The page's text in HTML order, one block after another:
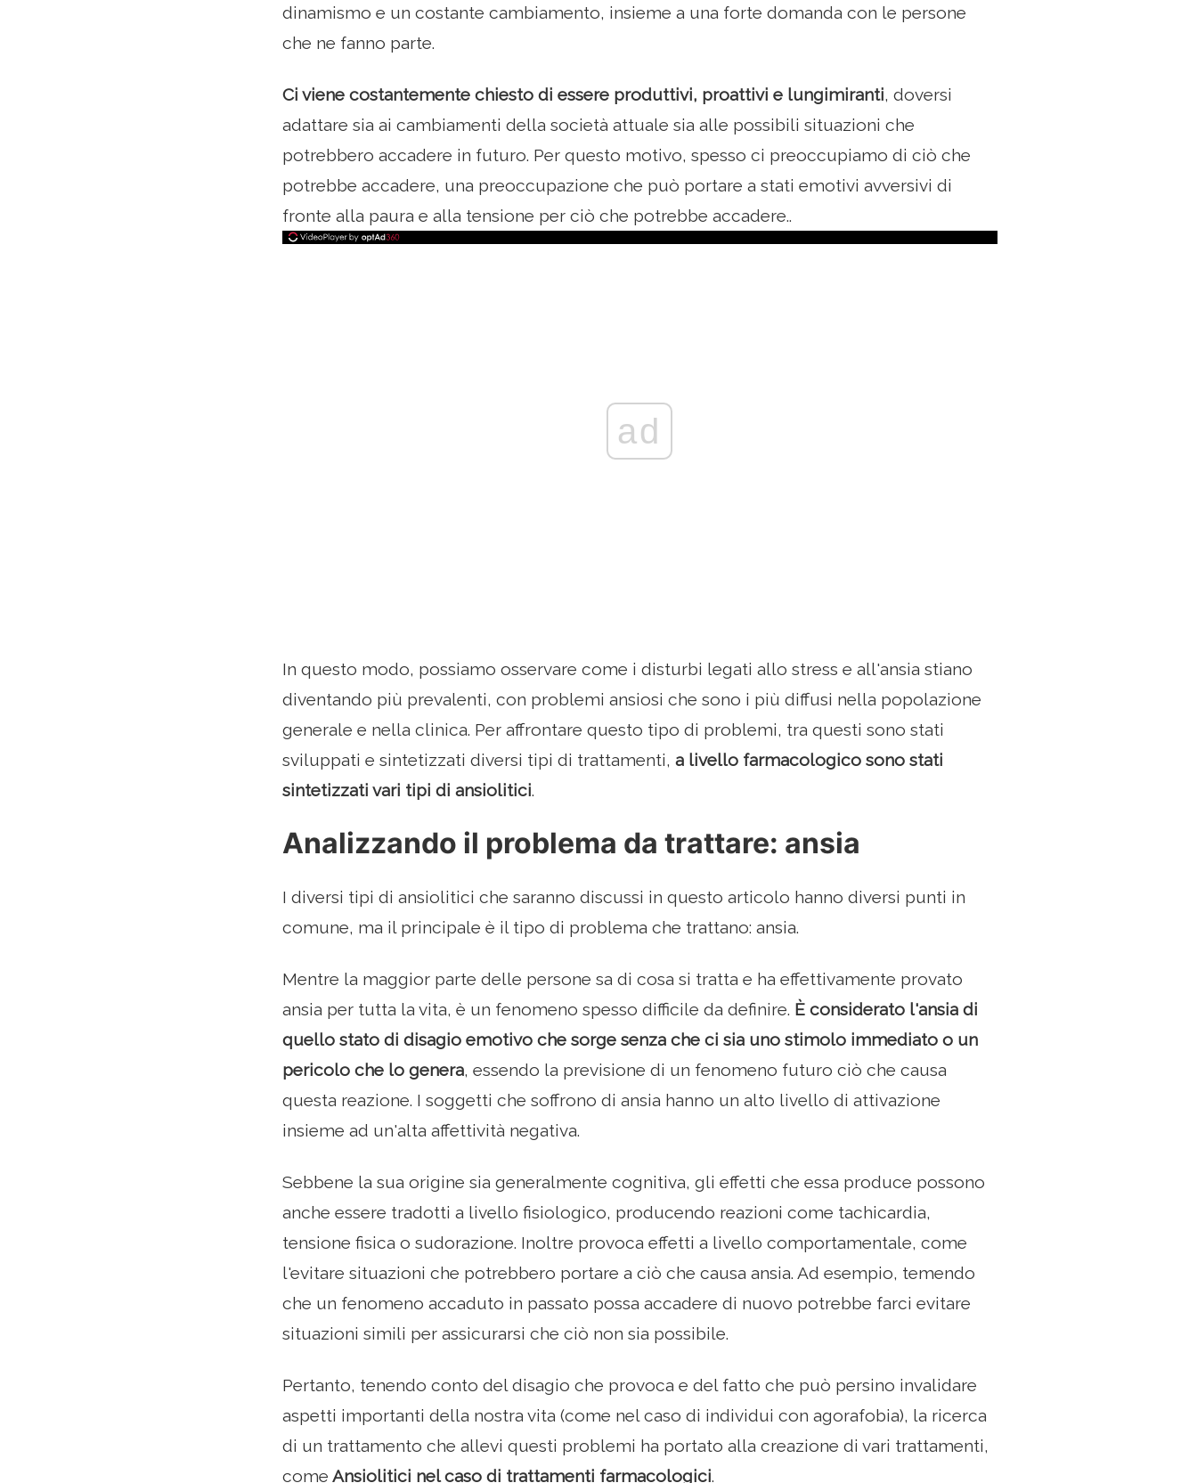
dinamismo e un costante cambiamento, insieme a una forte domanda con le persone
che ne fanno parte.
Ci viene costantemente chiesto di essere produttivi, proattivi e lungimiranti, doversi
adattare sia ai cambiamenti della società attuale sia alle possibili situazioni che
potrebbero accadere in futuro. Per questo motivo, spesso ci preoccupiamo di ciò che
potrebbe accadere, una preoccupazione che può portare a stati emotivi avversivi di
fronte alla paura e alla tensione per ciò che potrebbe accadere..
ad
In questo modo, possiamo osservare come i disturbi legati allo stress e all'ansia stiano
diventando più prevalenti, con problemi ansiosi che sono i più diffusi nella popolazione
generale e nella clinica. Per affrontare questo tipo di problemi, tra questi sono stati
sviluppati e sintetizzati diversi tipi di trattamenti, a livello farmacologico sono stati
sintetizzati vari tipi di ansiolitici.
Analizzando il problema da trattare: ansia
I diversi tipi di ansiolitici che saranno discussi in questo articolo hanno diversi punti in
comune, ma il principale è il tipo di problema che trattano: ansia.
Mentre la maggior parte delle persone sa di cosa si tratta e ha effettivamente provato
ansia per tutta la vita, è un fenomeno spesso difficile da definire. È considerato l'ansia di
quello stato di disagio emotivo che sorge senza che ci sia uno stimolo immediato o un
pericolo che lo genera, essendo la previsione di un fenomeno futuro ciò che causa
questa reazione. I soggetti che soffrono di ansia hanno un alto livello di attivazione
insieme ad un'alta affettività negativa.
Sebbene la sua origine sia generalmente cognitiva, gli effetti che essa produce possono
anche essere tradotti a livello fisiologico, producendo reazioni come tachicardia,
tensione fisica o sudorazione. Inoltre provoca effetti a livello comportamentale, come
l'evitare situazioni che potrebbero portare a ciò che causa ansia. Ad esempio, temendo
che un fenomeno accaduto in passato possa accadere di nuovo potrebbe farci evitare
situazioni simili per assicurarsi che ciò non sia possibile.
Pertanto, tenendo conto del disagio che provoca e del fatto che può persino invalidare
aspetti importanti della nostra vita (come nel caso di individui con agorafobia), la ricerca
di un trattamento che allevi questi problemi ha portato alla creazione di vari trattamenti,
come Ansiolitici nel caso di trattamenti farmacologici.